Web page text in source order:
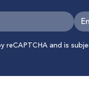
reCAPTCHA and is